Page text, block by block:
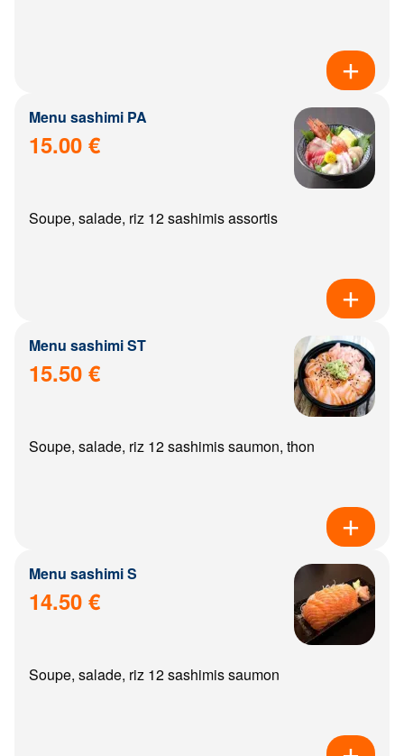
Menu sashimi PA
15.00 €
Soupe, salade, riz 12 sashimis assortis
Menu sashimi ST
15.50 €
Soupe, salade, riz 12 sashimis saumon, thon
Menu sashimi S
14.50 €
Soupe, salade, riz 12 sashimis saumon